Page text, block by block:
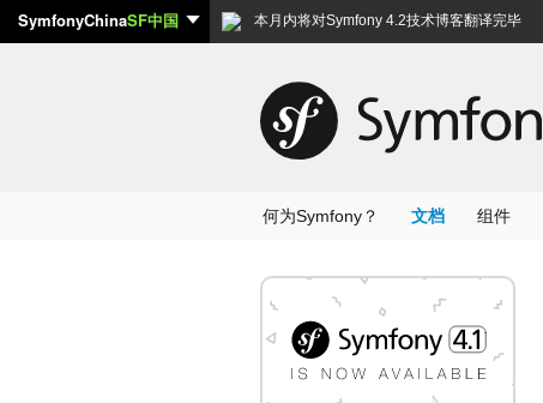
SymfonyChinaSF中国 本月内将对Symfony 4.2技术博客翻译完毕
何为Symfony？ 文档 组件